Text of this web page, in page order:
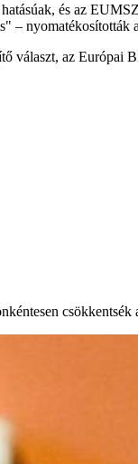
és az
– nyomatékosították
választ, az Európai
csökkentsék